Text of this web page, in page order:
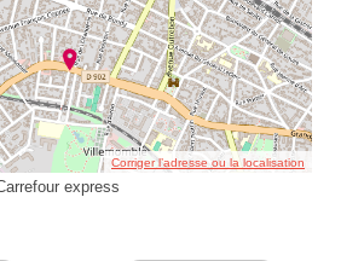
Corriger l’adresse ou la localisation
express